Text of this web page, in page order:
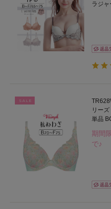
ラジ
SALE
リー
単品
期間
で♪